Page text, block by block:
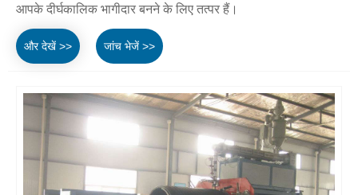
आपके दीर्घकालिक भागीदार बनने के लिए तत्पर हैं।
और देखें >> जांच भेजें >>